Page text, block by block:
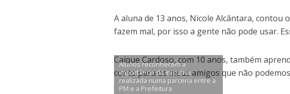
A aluna de 13 anos, Nicole Alcântara, contou
fazem mal, por isso a gente não pode usar.
Caíque Cardoso, com 10 anos, também
conto para os meus amigos que não
Alunos reconhecem a
importância da iniciativa
realizada numa parceria entre a
PM e a Prefeitura